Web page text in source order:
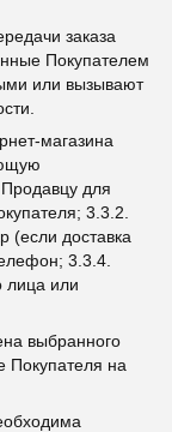
заказа
Покупателем
или вызывают
магазина
для
3.3.2.
(если доставка
3.3.4.
лица или
выбранного
Покупателя на